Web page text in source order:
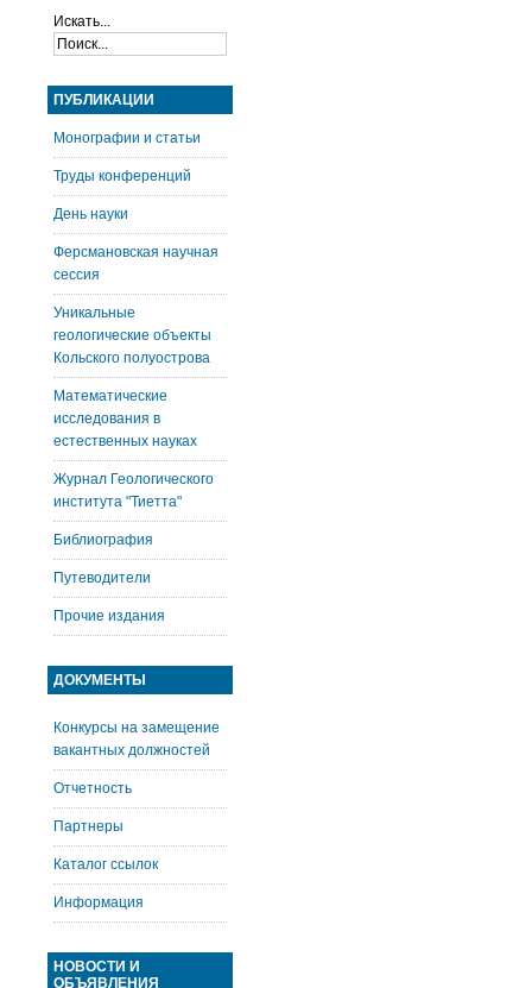
Искать...
ПУБЛИКАЦИИ
Монографии и статьи
Труды конференций
День науки
Ферсмановская научная
сессия
Уникальные
геологические объекты
Кольского полуострова
Математические
исследования в
естественных науках
Журнал Геологического
института "Тиетта"
Библиография
Путеводители
Прочие издания
ДОКУМЕНТЫ
Конкурсы на замещение
вакантных должностей
Отчетность
Партнеры
Каталог ссылок
Информация
НОВОСТИ И
ОБЪЯВЛЕНИЯ